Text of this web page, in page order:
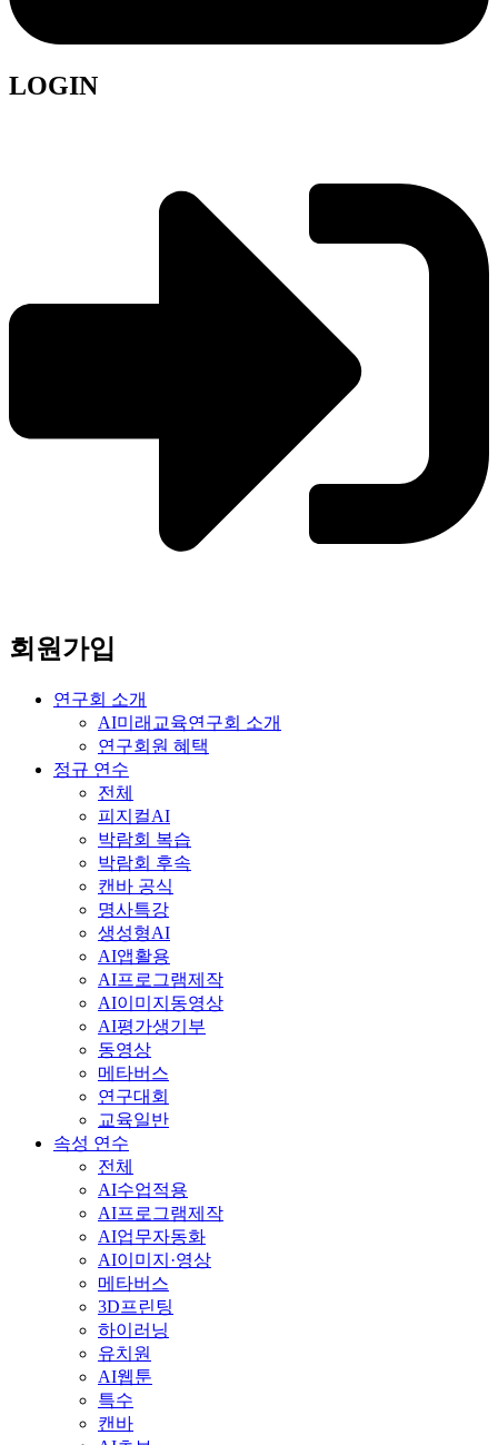
LOGIN
회원가입
연구회 소개
AI미래교육연구회 소개
연구회원 혜택
정규 연수
전체
피지컬AI
박람회 복습
박람회 후속
캔바 공식
명사특강
생성형AI
AI앱활용
AI프로그램제작
AI이미지동영상
AI평가생기부
동영상
메타버스
연구대회
교육일반
속성 연수
전체
AI수업적용
AI프로그램제작
AI업무자동화
AI이미지·영상
메타버스
3D프린팅
하이러닝
유치원
AI웹툰
특수
캔바